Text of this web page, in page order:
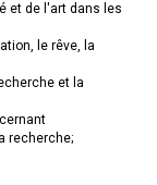
et de l'art dans les
le rêve, la
et la
recherche;